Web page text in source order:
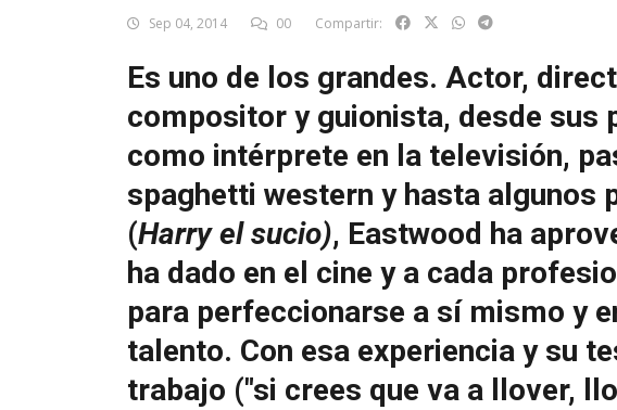
Sep 04, 2014 00 Compartir:
Es uno de los grandes. Actor,
compositor y guionista, desde sus
como intérprete en la televisión,
spaghetti western y hasta algunos
(Harry el sucio), Eastwood ha
ha dado en el cine y a cada
para perfeccionarse a sí mismo y
talento. Con esa experiencia y su
trabajo ("si crees que va a llover,